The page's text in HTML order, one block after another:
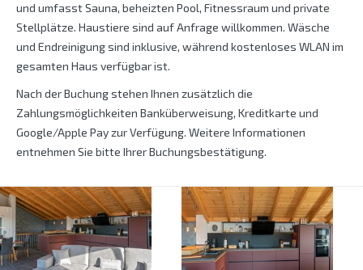
und umfasst Sauna, beheizten Pool, Fitnessraum und private
Stellplätze. Haustiere sind auf Anfrage willkommen. Wäsche
und Endreinigung sind inklusive, während kostenloses WLAN im
gesamten Haus verfügbar ist.
Nach der Buchung stehen Ihnen zusätzlich die
Zahlungsmöglichkeiten Banküberweisung, Kreditkarte und
Google/Apple Pay zur Verfügung. Weitere Informationen
entnehmen Sie bitte Ihrer Buchungsbestätigung.